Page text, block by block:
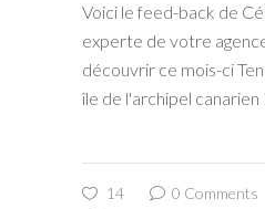
Voici le feed-back de
experte de votre
découvrir ce mois-ci
île de l'archipel canarien !
14
0 Comments